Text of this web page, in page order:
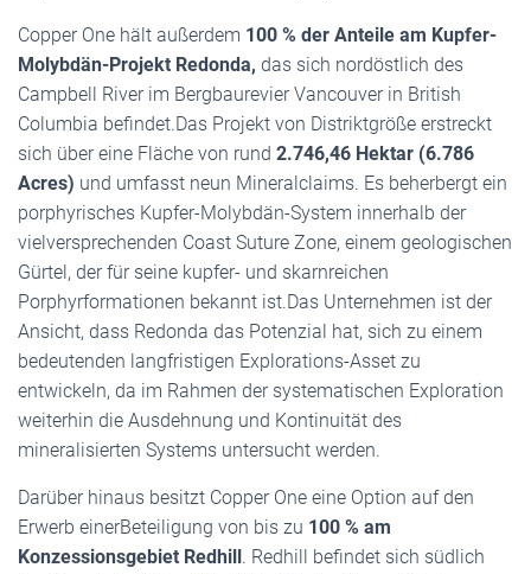
Copper One hält außerdem 100 % der Anteile am Kupfer-
Molybdän-Projekt Redonda, das sich nordöstlich des
Campbell River im Bergbaurevier Vancouver in British
Columbia befindet.Das Projekt von Distriktgröße erstreckt
sich über eine Fläche von rund 2.746,46 Hektar (6.786
Acres) und umfasst neun Mineralclaims. Es beherbergt ein
porphyrisches Kupfer-Molybdän-System innerhalb der
vielversprechenden Coast Suture Zone, einem geologischen
Gürtel, der für seine kupfer- und skarnreichen
Porphyrformationen bekannt ist.Das Unternehmen ist der
Ansicht, dass Redonda das Potenzial hat, sich zu einem
bedeutenden langfristigen Explorations-Asset zu
entwickeln, da im Rahmen der systematischen Exploration
weiterhin die Ausdehnung und Kontinuität des
mineralisierten Systems untersucht werden.
Darüber hinaus besitzt Copper One eine Option auf den
Erwerb einerBeteiligung von bis zu 100 % am
Konzessionsgebiet Redhill. Redhill befindet sich südlich